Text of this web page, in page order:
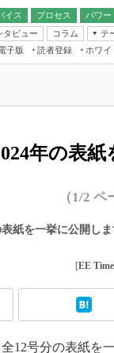
イス
プロセス パワー
無線
タビュー コラム
テ
Research）
）
子版
読者登録 ホワイ
年の表紙
（1/2 ペ
紙を一挙に公開し
[EE
12号分の表紙を